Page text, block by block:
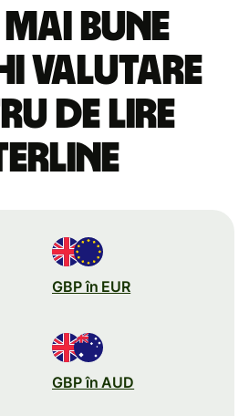
mai bune
valutare
de lire
GBP în EUR
GBP în AUD